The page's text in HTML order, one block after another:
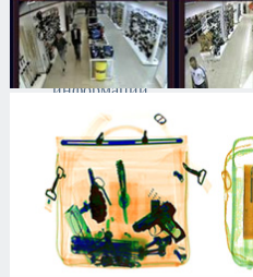
Антитеррористическое
оборудование
Поиск и выявление
каналов утечки
информации
Технические средства
защиты информации
Тепловизоры
Криминалистическая
техника
Поисково-досмотровое
оборудование
Средства
документирования и